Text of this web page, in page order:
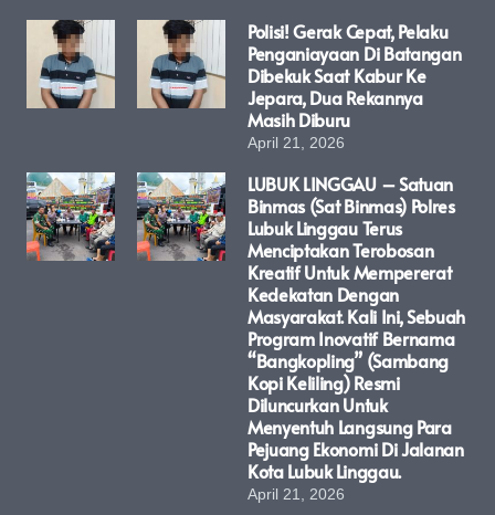
Polisi! Gerak Cepat, Pelaku
Penganiayaan Di Batangan
Dibekuk Saat Kabur Ke
Jepara, Dua Rekannya
Masih Diburu
April 21, 2026
LUBUK LINGGAU – Satuan
Binmas (Sat Binmas) Polres
Lubuk Linggau Terus
Menciptakan Terobosan
Kreatif Untuk Mempererat
Kedekatan Dengan
Masyarakat. Kali Ini, Sebuah
Program Inovatif Bernama
“Bangkopling” (Sambang
Kopi Keliling) Resmi
Diluncurkan Untuk
Menyentuh Langsung Para
Pejuang Ekonomi Di Jalanan
Kota Lubuk Linggau.
April 21, 2026